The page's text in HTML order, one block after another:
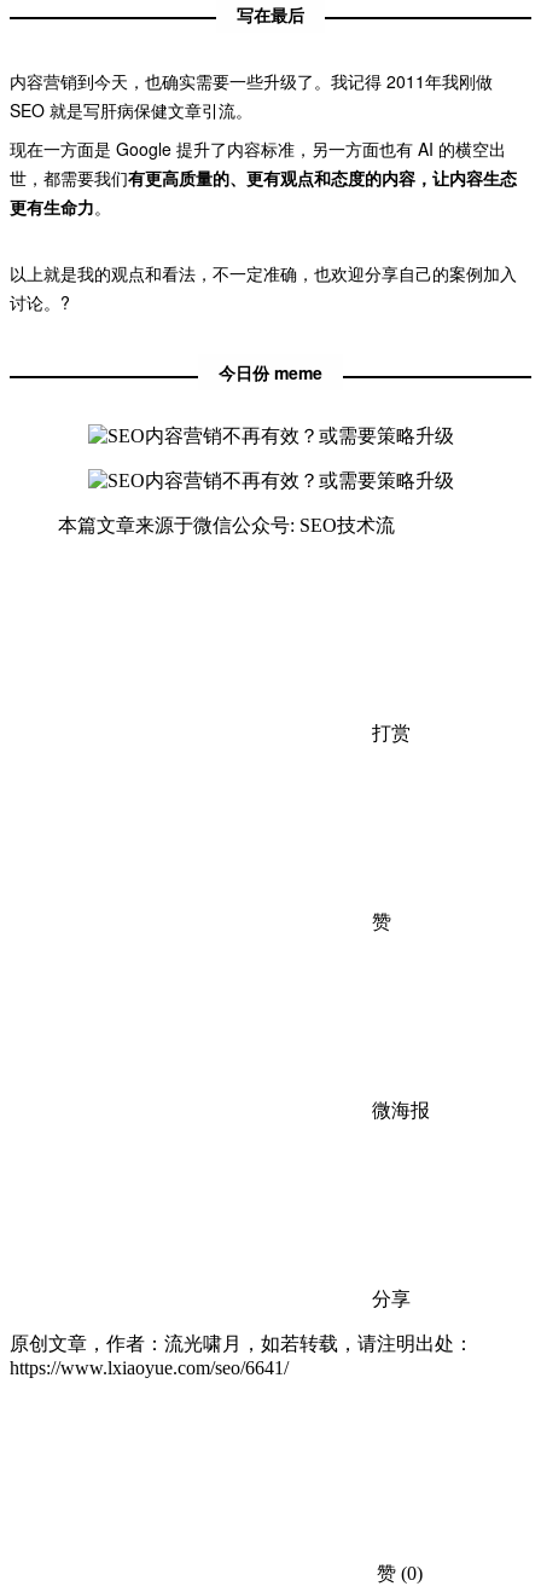
写在最后
内容营销到今天，也确实需要一些升级了。我记得 2011年我刚做
SEO 就是写肝病保健文章引流。
现在一方面是 Google 提升了内容标准，另一方面也有 AI 的横空出
世，都需要我们有更高质量的、更有观点和态度的内容，让内容生态
更有生命力。
以上就是我的观点和看法，不一定准确，也欢迎分享自己的案例加入
讨论。?
今日份 meme
本篇文章来源于微信公众号: SEO技术流
打赏
赞
微海报
分享
原创文章，作者：流光啸月，如若转载，请注明出处：
https://www.lxiaoyue.com/seo/6641/
赞 (0)